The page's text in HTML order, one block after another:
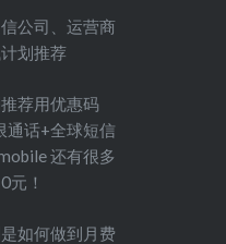
公司、运营商
划推荐
荐用优惠码
话+全球短信
还有很多
元！
如何做到月费